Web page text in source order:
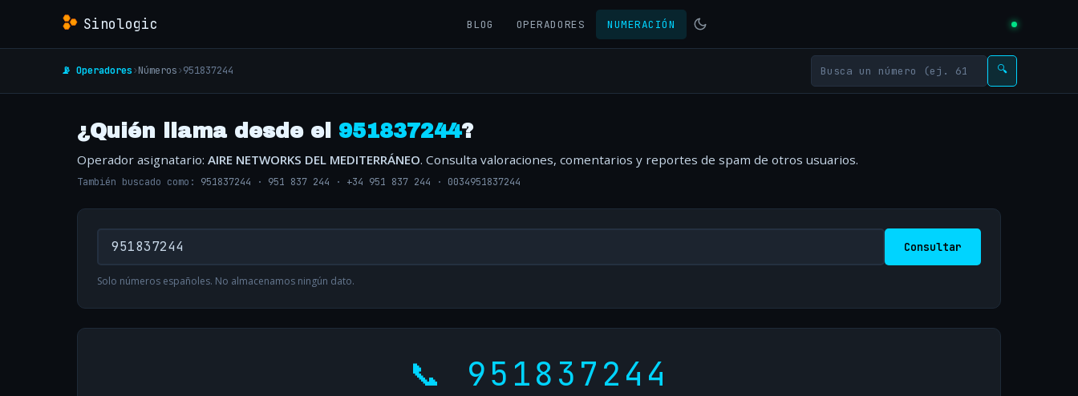
Sinologic BLOG OPERADORES NUMERACIÓN
📡 Operadores›Números›951837244 🔍
¿Quién llama desde el 951837244?
Operador asignatario: AIRE NETWORKS DEL MEDITERRÁNEO. Consulta valoraciones, comentarios y reportes de spam de otros usuarios.
También buscado como: 951837244 · 951 837 244 · +34 951 837 244 · 0034951837244
Consultar
Solo números españoles. No almacenamos ningún dato.
📞 951837244